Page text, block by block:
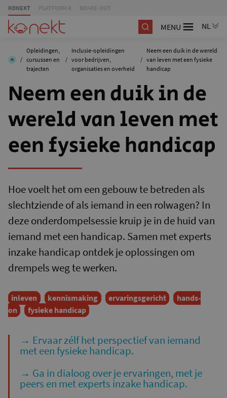
KONEKT
MENU
/
Opleidingen,
cursussen en
trajecten
/
Inclusie-opleidingen
voor bedrijven,
organisaties en overheid
/
Neem een duik in de wereld
van leven met een fysieke
handicap
Neem een duik in de
wereld van leven met
een fysieke handicap
Hoe voelt het om een gebouw te betreden als
slechtziende of als iemand in een rolwagen? In
deze onderdompelsessie kruip je in de huid van
iemand met een handicap. Samen met experts
inzake handicap ontdek je oplossingen om
drempels weg te werken.
inleven kennismaking ervaringsgericht
hands-
on
fysieke handicap
→ Ervaar zélf het perspectief van iemand
met een fysieke handicap.
→ Ga in dialoog over je ervaringen, met je
peers en met experts inzake handicap.